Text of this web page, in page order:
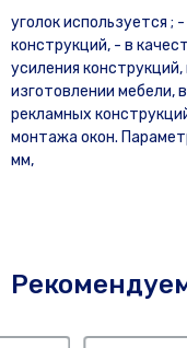
уголок используется ;
конструкций, - в
усиления
изготовлении мебели,
рекламных
монтажа окон.
мм,